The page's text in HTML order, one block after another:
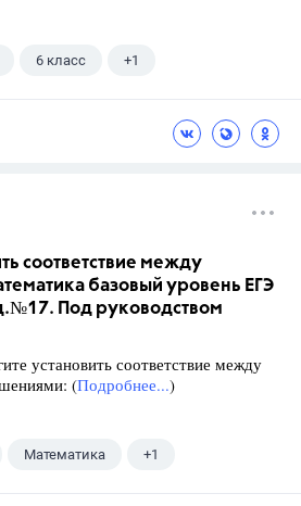
6 класс +1
соответствие между
базовый уровень ЕГЭ
Под руководством
установить соответствие между
(Подробнее...)
Математика +1